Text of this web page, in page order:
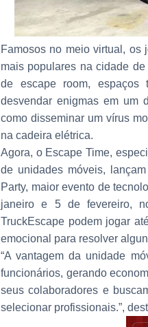
Famosos no meio virtual, os
mais populares na cidade
de escape room, espaços
desvendar enigmas em um
como disseminar um vírus
na cadeira elétrica.
Agora, o Escape Time,
de unidades móveis,
Party, maior evento de
janeiro e 5 de fevereiro,
TruckEscape podem jogar
emocional para resolver
“A vantagem da unidade
funcionários, gerando
seus colaboradores e
selecionar profissionais.”,